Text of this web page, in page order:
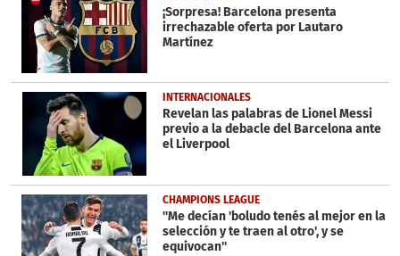
¡Sorpresa! Barcelona presenta
irrechazable oferta por Lautaro
Martínez
INTERNACIONALES
Revelan las palabras de Lionel Messi
previo a la debacle del Barcelona ante
el Liverpool
CHAMPIONS LEAGUE
''Me decían 'boludo tenés al mejor en la
selección y te traen al otro', y se
equivocan''